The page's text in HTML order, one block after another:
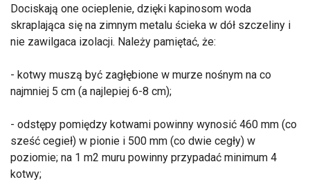
Dociskają one ocieplenie, dzięki kapinosom woda
skraplająca się na zimnym metalu ścieka w dół szczeliny i
nie zawilgaca izolacji. Należy pamiętać, że:
- kotwy muszą być zagłębione w murze nośnym na co
najmniej 5 cm (a najlepiej 6-8 cm);
- odstępy pomiędzy kotwami powinny wynosić 460 mm (co
sześć cegieł) w pionie i 500 mm (co dwie cegły) w
poziomie; na 1 m2 muru powinny przypadać minimum 4
kotwy;